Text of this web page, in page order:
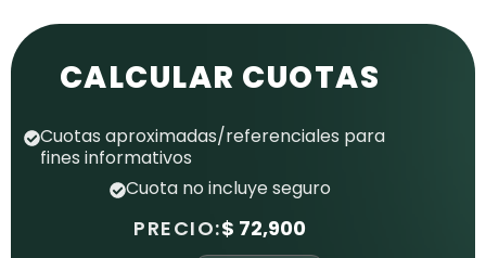
CALCULAR CUOTAS
Cuotas aproximadas/referenciales para
fines informativos
Cuota no incluye seguro
PRECIO:$ 72,900